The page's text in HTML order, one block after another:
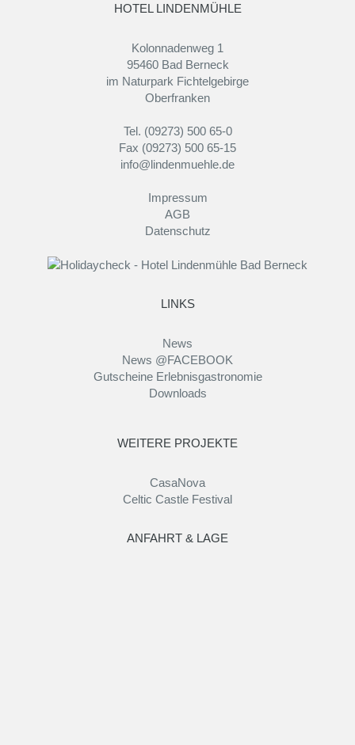
HOTEL LINDENMÜHLE
Kolonnadenweg 1
95460 Bad Berneck
im Naturpark Fichtelgebirge
Oberfranken
Tel. (09273) 500 65-0
Fax (09273) 500 65-15
info@lindenmuehle.de
Impressum
AGB
Datenschutz
LINKS
News
News @FACEBOOK
Gutscheine Erlebnisgastronomie
Downloads
WEITERE PROJEKTE
CasaNova
Celtic Castle Festival
ANFAHRT & LAGE